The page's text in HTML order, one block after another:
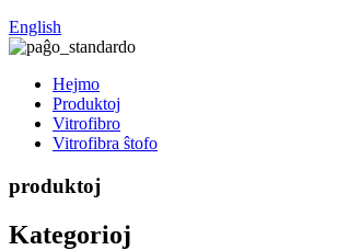
English
Hejmo
Produktoj
Vitrofibro
Vitrofibra ŝtofo
produktoj
Kategorioj